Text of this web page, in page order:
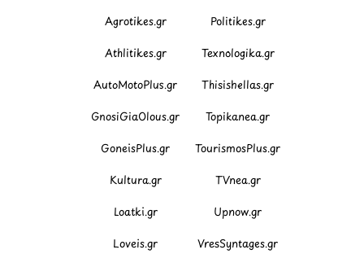
Agrotikes.gr Politikes.gr
Athlitikes.gr Texnologika.gr
AutoMotoPlus.gr Thisishellas.gr
GnosiGiaOlous.gr Topikanea.gr
GoneisPlus.gr TourismosPlus.gr
Kultura.gr TVnea.gr
Loatki.gr Upnow.gr
Loveis.gr VresSyntages.gr